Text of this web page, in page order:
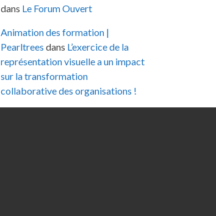
dans Le Forum Ouvert
Animation des formation |
Pearltrees dans L’exercice de la
représentation visuelle a un impact
sur la transformation
collaborative des organisations !